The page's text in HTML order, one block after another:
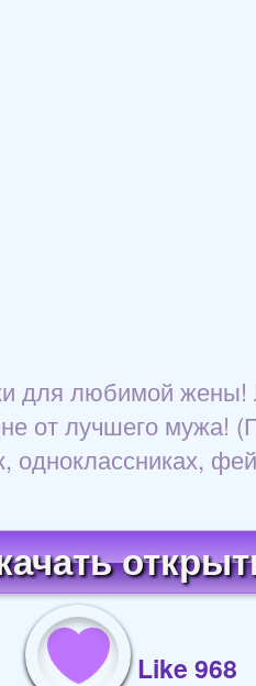
для любимой
от лучшего мужа!
одноклассниках,
Like 968